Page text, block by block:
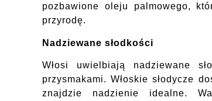
pozbawione oleju palmowego,
przyrodę.
Nadziewane słodkości
Włosi uwielbiają nadziewane
przysmakami. Włoskie słodycze
znajdzie nadzienie idealne.